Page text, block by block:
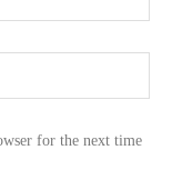
for the next time